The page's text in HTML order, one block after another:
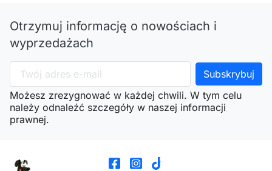
Otrzymuj informację o nowościach i
wyprzedażach
Możesz zrezygnować w każdej chwili. W tym celu
należy odnaleźć szczegóły w naszej informacji
prawnej.